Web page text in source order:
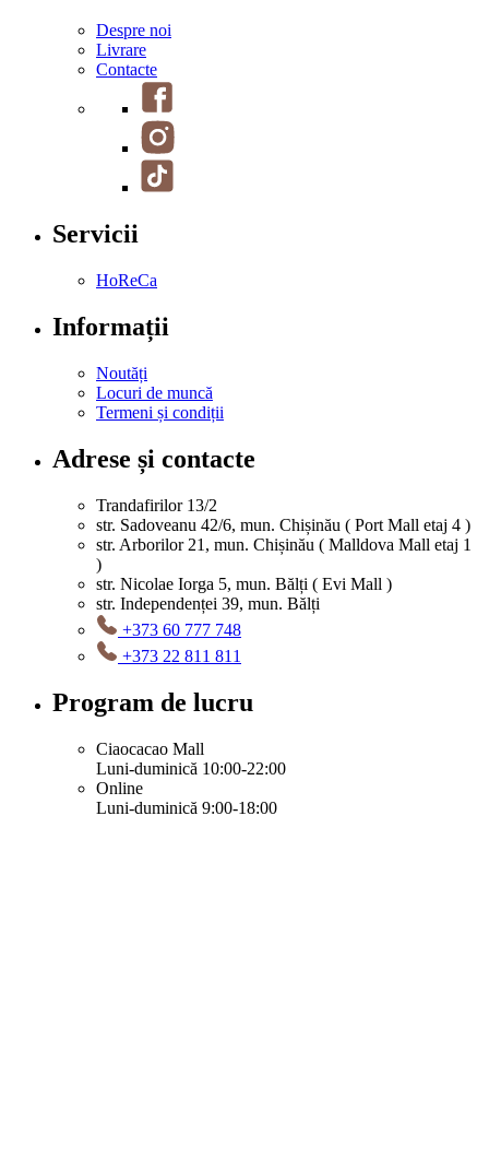
Despre noi
Livrare
Contacte
Servicii
HoReCa
Informații
Noutăți
Locuri de muncă
Termeni și condiții
Adrese și contacte
Trandafirilor 13/2
str. Sadoveanu 42/6, mun. Chișinău ( Port Mall etaj 4 )
str. Arborilor 21, mun. Chișinău ( Malldova Mall etaj 1
)
str. Nicolae Iorga 5, mun. Bălți ( Evi Mall )
str. Independenței 39, mun. Bălți
+373 60 777 748
+373 22 811 811
Program de lucru
Ciaocacao Mall
Luni-duminică 10:00-22:00
Online
Luni-duminică 9:00-18:00